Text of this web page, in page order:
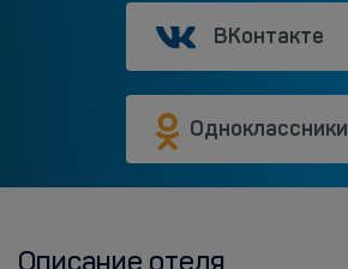
ВКонтакте
Одноклассники